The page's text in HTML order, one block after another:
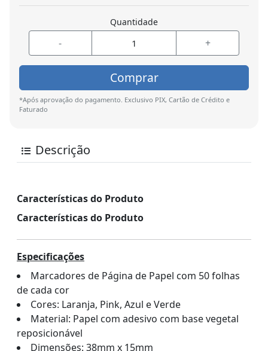
Quantidade
- +
Comprar
*Após aprovação do pagamento. Exclusivo PIX, Cartão de Crédito e
Faturado
Descrição
Características do Produto
Características do Produto
Especificações
Marcadores de Página de Papel com 50 folhas
de cada cor
Cores: Laranja, Pink, Azul e Verde
Material: Papel com adesivo com base vegetal
reposicionável
Dimensões: 38mm x 15mm